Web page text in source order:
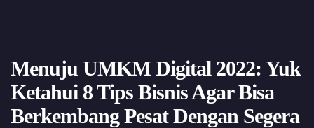
Menuju UMKM Digital 2022: Yuk
Ketahui 8 Tips Bisnis Agar Bisa
Berkembang Pesat Dengan Segera